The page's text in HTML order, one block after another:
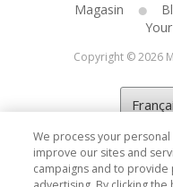
Magasin
Copyright © 2026
We process your
improve our sites and
campaigns and to